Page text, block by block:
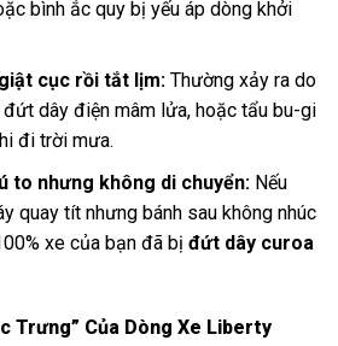
bình ắc quy bị yếu áp dòng khởi
cục rồi tắt lịm: Thường xảy ra do
đứt dây điện mâm lửa, hoặc tẩu bu-gi
đi trời mưa.
to nhưng không di chuyển: Nếu
quay tít nhưng bánh sau không nhúc
xe của bạn đã bị đứt dây curoa
Trưng” Của Dòng Xe Liberty